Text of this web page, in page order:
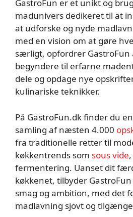
GastroFun er et unikt og
madunivers dedikeret til at
at udforske og nyde
med en vision om at gøre
særligt, opfordrer GastroFun
begyndere til erfarne
dele og opdage nye
kulinariske teknikker.
På GastroFun.dk finder du
samling af næsten 4.000
fra traditionelle retter til
køkkentrends som sous vide
fermentering. Uanset dit
køkkenet, tilbyder
smag og ambition, med det
madlavning sjovt og